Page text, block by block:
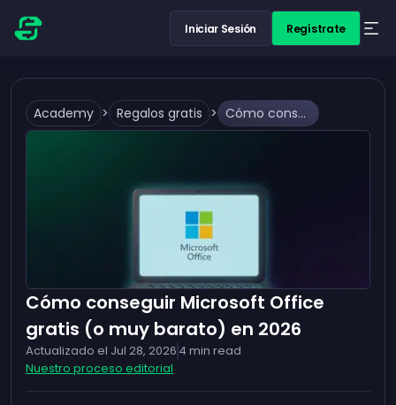
Iniciar Sesión Regístrate
Academy > Regalos gratis > Cómo conseguir Microsoft Office gratis (o muy barato) en 2026
Cómo conseguir Microsoft Office
gratis (o muy barato) en 2026
Actualizado el Jul 28, 2026 4 min read
Nuestro proceso editorial